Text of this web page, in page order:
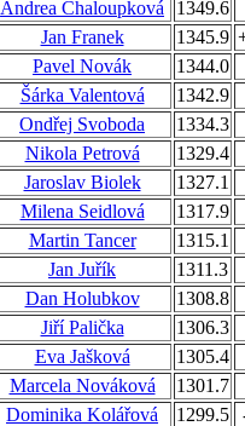
Andrea Chaloupková
1349.6
Jan Franek 1345.9
Pavel Novák
1344.0
Šárka Valentová
1342.9
Ondřej Svoboda
1334.3
Nikola Petrová
1329.4
Jaroslav Biolek
1327.1
Milena Seidlová
1317.9
Martin Tancer
1315.1
Jan Juřík
1311.3
Dan Holubkov
1308.8
Jiří Palička
1306.3
Eva Jašková
1305.4
Marcela Nováková
1301.7
Dominika Kolářová 1299.5